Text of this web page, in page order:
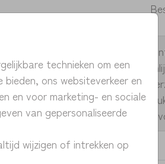
technieken om een
ons websiteverkeer en
en voor marketing- en sociale
van gepersonaliseerde
wijzigen of intrekken op
> unieke
>
> snelle
>
> pas